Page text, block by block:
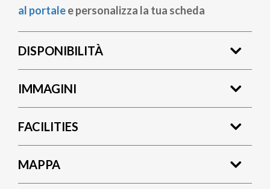
al portalee personalizza la tua scheda
DISPONIBILITÀ
IMMAGINI
FACILITIES
MAPPA